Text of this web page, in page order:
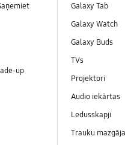
up
Galaxy Tab
Galaxy Watch
Galaxy Buds
TVs
Projektori
Audio iekārtas
Ledusskapji
Trauku